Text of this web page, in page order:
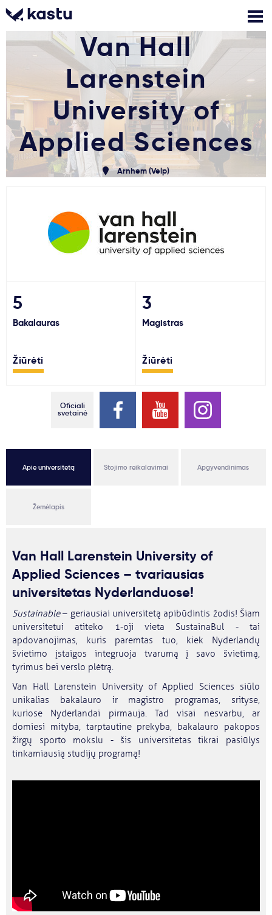
Prisijungti
1
Pranešimai
Stojimo anketa
Nemokamos
konsultacijos
Kontaktai
Kur studijuoti?
Kaip įstoti?
Paslaugos
Kodėl Kastu?
Naujienos
Van Hall
Larenstein
University of
Applied Sciences
Arnhem (Velp)
5
Bakalauras
Žiūrėti
3
Magistras
Žiūrėti
Oficiali
svetainė
Apie universitetą Stojimo reikalavimai Apgyvendinimas
Žemėlapis
Van Hall Larenstein University of
Applied Sciences – tvariausias
universitetas Nyderlanduose!
Sustainable– geriausiai universitetą apibūdintis žodis! Šiam
universitetui atiteko 1-oji vieta SustainaBul - tai
apdovanojimas, kuris paremtas tuo, kiek Nyderlandų
švietimo įstaigos integruoja tvarumą į savo švietimą,
tyrimus bei verslo plėtrą.
Van Hall Larenstein University of Applied Sciences siūlo
unikalias bakalauro ir magistro programas, srityse,
kuriose Nyderlandai pirmauja. Tad visai nesvarbu, ar
domiesi mityba, tarptautine prekyba, bakalauro pakopos
žirgų sporto mokslu - šis universitetas tikrai pasiūlys
tinkamiausią studijų programą!